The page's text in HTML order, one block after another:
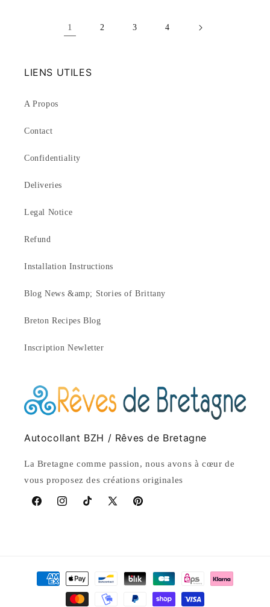
1 2 3 4
LIENS UTILES
A Propos
Contact
Confidentiality
Deliveries
Legal Notice
Refund
Installation Instructions
Blog News &amp; Stories of Brittany
Breton Recipes Blog
Inscription Newletter
Autocollant BZH / Rêves de Bretagne
La Bretagne comme passion, nous avons à cœur de
vous proposez des créations originales
FacebookInstagramTikTokX
Pinterest
Payment
methods